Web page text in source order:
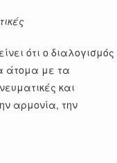
ότι ο διαλογισμός
άτομα με τα
και
αρμονία, την